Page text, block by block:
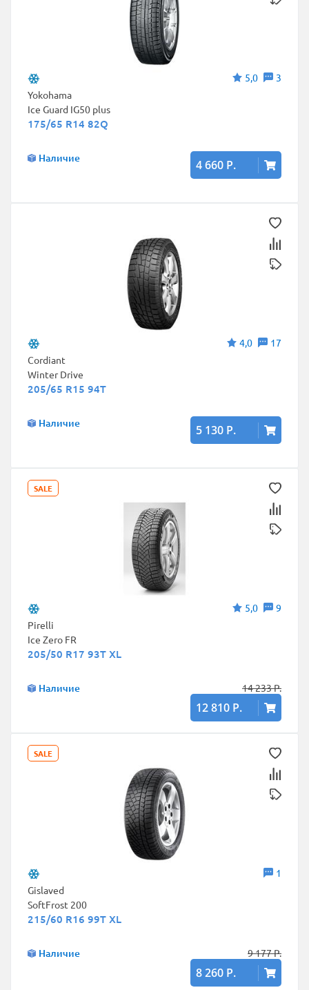
5,0
3
Yokohama
Ice Guard IG50 plus
175/65 R14 82Q
Наличие 4 660 Р.
4,0
17
Cordiant
Winter Drive
205/65 R15 94T
Наличие 5 130 Р.
SALE
5,0
9
Pirelli
Ice Zero FR
205/50 R17 93T XL
Наличие 14 233 Р.
12 810 Р.
SALE
1
Gislaved
SoftFrost 200
215/60 R16 99T XL
Наличие 9 177 Р.
8 260 Р.